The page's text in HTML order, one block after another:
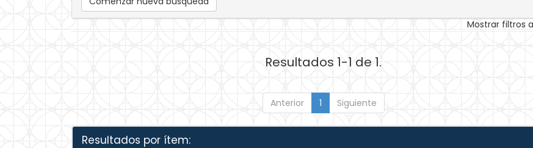
Mostrar filtros
Resultados 1-1 de 1.
Anterior 1 Siguiente
Resultados por ítem: